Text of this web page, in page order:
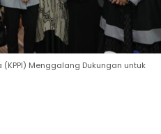
Menggalang Dukungan untuk